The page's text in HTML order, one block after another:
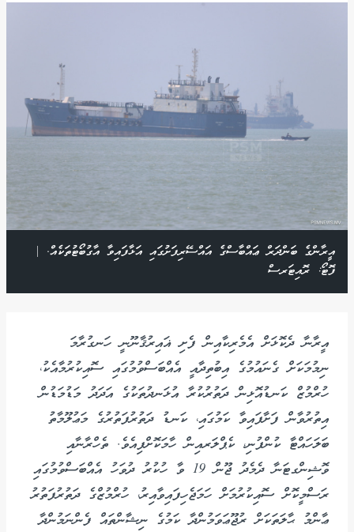
އީރާންގެ ބަންދަރް ޢައްބާސްގެ އައްސޭރިފަށުގައި އަޅާފައިވާ އާގުބޯޓުތަކެއް. |
ފޮޓޯ: ރޮއިޓަރސް
އީރާނާ ދެކޮޅަށް އެމެރިކާއިން ފެށި ޣައިރުޤާނޫނީ ހަނގުރާމަ
ނިމުމަކަށް ގެނައުމުގެ އިބުތިދާއީ އެއްބަސްވުމުގައި ސޮއިކުރުމާއެކު،
ހުރްމުޒް ކަނޑުއޮޅިން ދަތުރުކުރާ އުޅަނދުތަކުގެ އަދަދު މަޑުމަޑުން
އިތުރުވާން ފަށާފައިވާ ކަމުގައި، ކަނޑު ދަތުރުފަތުރުގެ މަޢުލޫމާތު
ބަލަހައްޓާ ކުންފުނި، ކެޕްލަރއިން ހާމަކޮށްފިއެވެ. ތެހްރާނާއި
ވޮޝިންގޓަނާ ދެމެދު ޖޫން 19 ވާ ހުކުރު ދުވަހު އެއްބަސްވުމުގައި
ރަސްމީކޮށް ސޮއިކުރުމަށް ހަމަޖެހިފައިވާއިރު، ހުރްމުޒްގެ ދަތުރުފަތުރު
ޢާންމު ޙާލަތަކަށް ރުޖޫޢަވަމުންދާ ކަމުގެ ނިޝާންތައް ފެންނަމުންދާ